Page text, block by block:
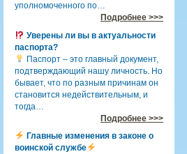
уполномоченного по…
Подробнее >>>
Уверены ли вы в актуальности
паспорта?
Паспорт – это главный документ,
подтверждающий нашу личность. Но
бывает, что по разным причинам он
становится недействительным, и
тогда…
Подробнее >>>
Главные изменения в законе о
воинской службе